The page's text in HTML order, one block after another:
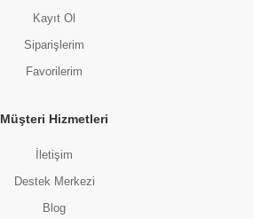
Kayıt Ol
Siparişlerim
Favorilerim
Müşteri Hizmetleri
İletişim
Destek Merkezi
Blog